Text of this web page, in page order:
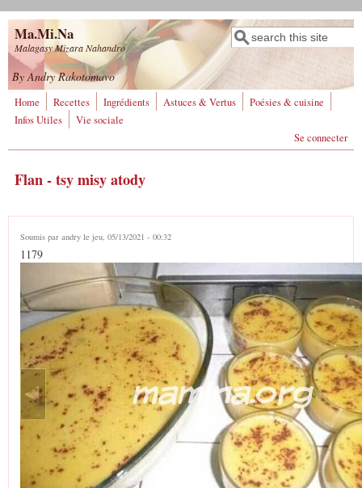
Aller au contenu principal
Ma.Mi.Na
Malagasy Mizara Nahandro
Formulaire de
recherche
Rechercher
By Andry Rakotomavo
Home Recettes Ingrédients Astuces & Vertus
Poésies & cuisine
Infos Utiles
Vie sociale
Se connecter
Flan - tsy misy atody
Soumis par andry le jeu, 05/13/2021 - 00:32
1179